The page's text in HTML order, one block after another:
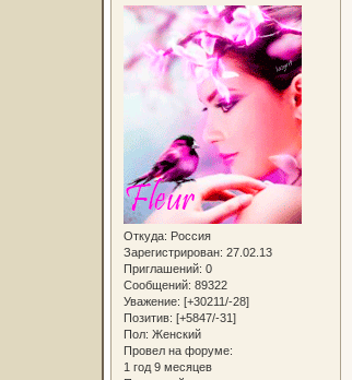
Откуда: Россия
Зарегистрирован: 27.02.13
Приглашений: 0
Сообщений: 89322
Уважение: [+30211/-28]
Позитив: [+5847/-31]
Пол: Женский
Провел на форуме:
1 год 9 месяцев